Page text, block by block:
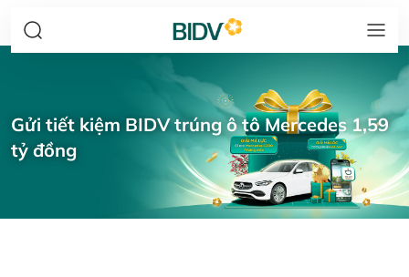
Gửi tiết kiệm BIDV trúng ô tô Mercedes 1,59
tỷ đồng